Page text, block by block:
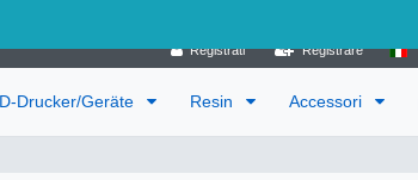
Registrati Registrare
Drucker/Geräte Resin Accessori